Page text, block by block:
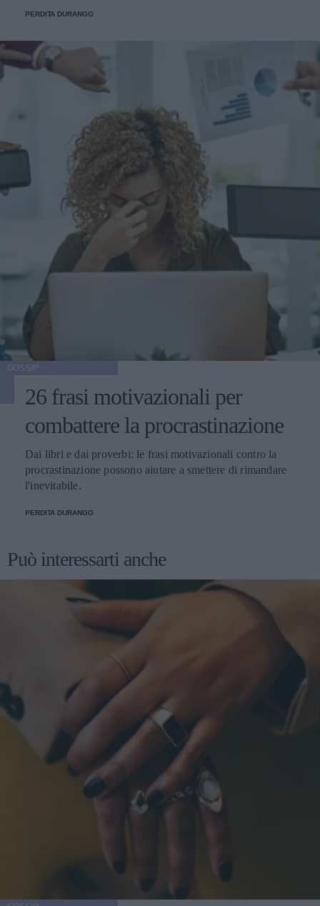
PERDITA DURANGO
26 frasi motivazionali per
combattere la procrastinazione
Dai libri e dai proverbi: le frasi motivazionali contro la
procrastinazione possono aiutare a smettere di rimandare
l'inevitabile.
PERDITA DURANGO
Può interessarti anche